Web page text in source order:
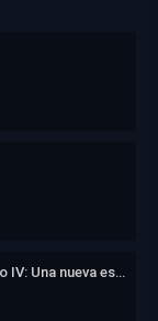
La guerra de las galaxias Episodio IV: Una nueva esperanza